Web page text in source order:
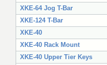
XKE-64 Jog T-Bar
XKE-124 T-Bar
XKE-40
XKE-40 Rack Mount
XKE-40 Upper Tier Keys